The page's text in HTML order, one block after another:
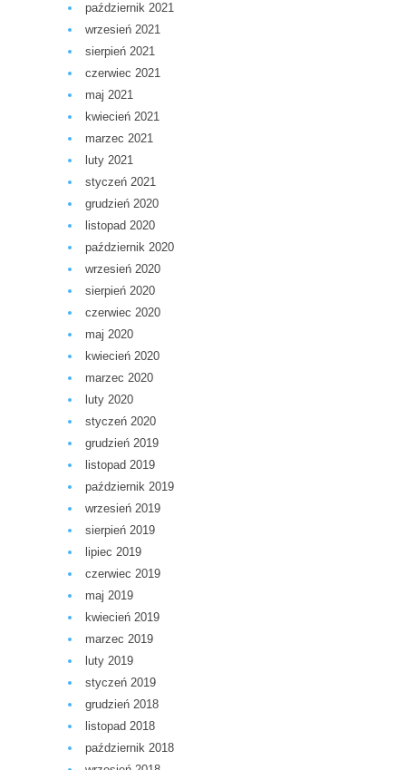
październik 2021
wrzesień 2021
sierpień 2021
czerwiec 2021
maj 2021
kwiecień 2021
marzec 2021
luty 2021
styczeń 2021
grudzień 2020
listopad 2020
październik 2020
wrzesień 2020
sierpień 2020
czerwiec 2020
maj 2020
kwiecień 2020
marzec 2020
luty 2020
styczeń 2020
grudzień 2019
listopad 2019
październik 2019
wrzesień 2019
sierpień 2019
lipiec 2019
czerwiec 2019
maj 2019
kwiecień 2019
marzec 2019
luty 2019
styczeń 2019
grudzień 2018
listopad 2018
październik 2018